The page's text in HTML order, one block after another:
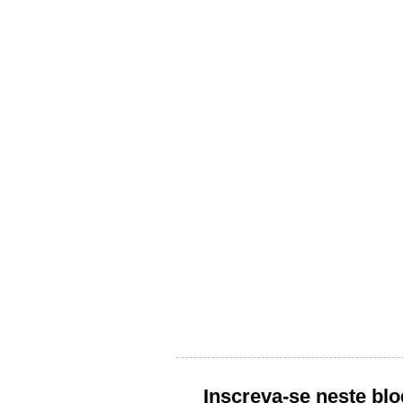
Inscreva-se neste